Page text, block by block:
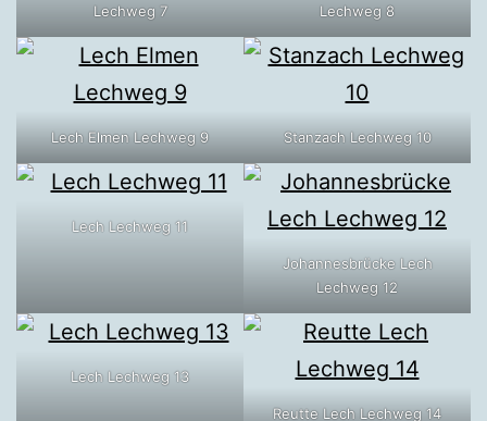
Lechweg 7
Lechweg 8
Lech Elmen Lechweg 9 Stanzach Lechweg 10
Lech Lechweg 11
Johannesbrücke Lech
Lechweg 12
Lech Lechweg 13
Reutte Lech Lechweg 14